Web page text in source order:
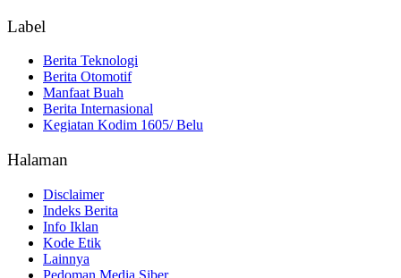
Label
Berita Teknologi
Berita Otomotif
Manfaat Buah
Berita Internasional
Kegiatan Kodim 1605/ Belu
Halaman
Disclaimer
Indeks Berita
Info Iklan
Kode Etik
Lainnya
Pedoman Media Siber